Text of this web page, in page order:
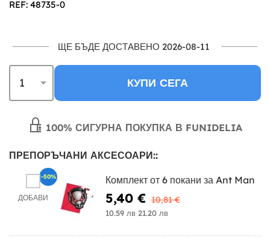
REF: 48735-0
ЩЕ БЪДЕ ДОСТАВЕНО 2026-08-11
КУПИ СЕГА
100% СИГУРНА ПОКУПКА В FUNIDELIA
ПРЕПОРЪЧАНИ АКСЕСОАРИ::
ДОБАВИ
Комплект от 6 покани за Ant Man
5,40 € 10,81 €
-50%
10.59 лв 21.20 лв